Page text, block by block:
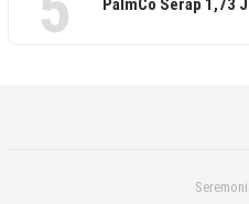
PalmCo Serap 1,73